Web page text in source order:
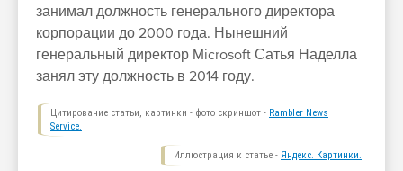
занимал должность генерального директора
корпорации до 2000 года. Нынешний
генеральный директор Microsoft Сатья Наделла
занял эту должность в 2014 году.
Цитирование статьи, картинки - фото скриншот - Rambler News
Service.
Иллюстрация к статье - Яндекс. Картинки.